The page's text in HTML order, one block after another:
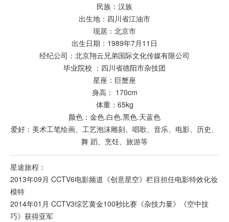
民族：汉族
出生地：四川省江油市
现居：北京市
出生日期：1989年7月11日
经纪公司：北京翔云兄弟国际文化传媒有限公司
毕业院校 ：四川省德阳市杂技团
星座：巨蟹座
身高： 170cm
体重：65kg
颜色：金色.白色.黑色.天蓝色
爱好：美术工笔绘画、工艺泡沫雕刻、唱歌、音乐、电影、历史、
舞 蹈、烹饪、旅游等
星途旅程：
2013年09月 CCTV6电影频道《创意星空》栏目担任电影特效化妆
模特
2014年01月 CCTV3综艺黄金100秒比赛《杂技力量》《空中技
巧》获得亚军